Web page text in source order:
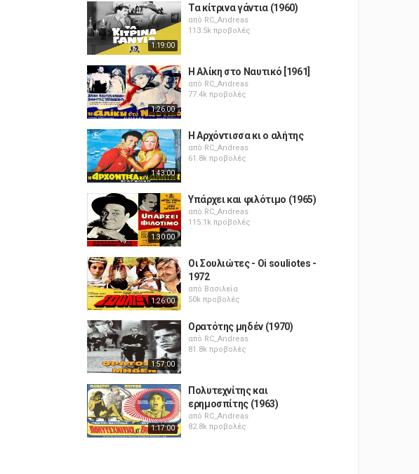
1:19:00
Τα κίτρινα γάντια (1960)
από RC_Andreas
113.5k προβολές
1:26:00
Η Αλίκη στο Ναυτικό [1961]
από RC_Andreas
77.4k προβολές
1:43:00
Η Αρχόντισσα κι ο αλήτης
από RC_Andreas
61.8k προβολές
1:30:00
Υπάρχει και φιλότιμο (1965)
από RC_Andreas
115.1k προβολές
1:26:00
Οι Σουλιώτες - Oi souliotes -
1972
από Βασιλεία
50k προβολές
1:57:00
Ορατότης μηδέν (1970)
από RC_Andreas
81.8k προβολές
1:17:00
Πολυτεχνίτης και
ερημοσπίτης (1963)
από RC_Andreas
82.8k προβολές